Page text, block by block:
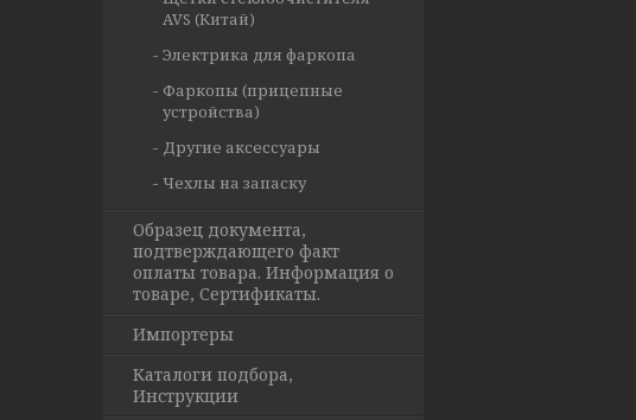
AVS (Китай)
Электрика для фаркопа
Фаркопы (прицепные
устройства)
Другие аксессуары
Чехлы на запаску
Образец документа,
подтверждающего факт
оплаты товара. Информация о
товаре, Сертификаты.
Импортеры
Каталоги подбора,
Инструкции